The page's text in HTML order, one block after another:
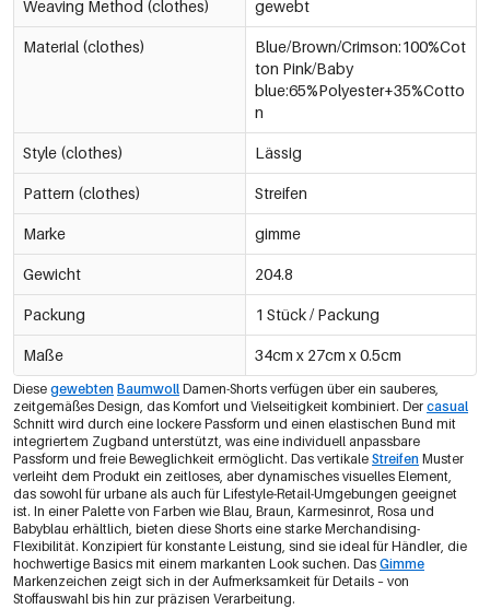
0605811-311 M
€3,24
€12,95
Weaving Method (clothes) gewebt
Material (clothes)
Blue/Brown/Crimson:100%Cot
ton Pink/Baby
blue:65%Polyester+35%Cotto
n
Style (clothes) Lässig
Pattern (clothes) Streifen
Marke gimme
Gewicht 204.8
Packung 1 Stück / Packung
Maße 34cm x 27cm x 0.5cm
Diese gewebten Baumwoll Damen-Shorts verfügen über ein sauberes,
zeitgemäßes Design, das Komfort und Vielseitigkeit kombiniert. Der casual
Schnitt wird durch eine lockere Passform und einen elastischen Bund mit
integriertem Zugband unterstützt, was eine individuell anpassbare
Passform und freie Beweglichkeit ermöglicht. Das vertikale Streifen Muster
verleiht dem Produkt ein zeitloses, aber dynamisches visuelles Element,
das sowohl für urbane als auch für Lifestyle-Retail-Umgebungen geeignet
ist. In einer Palette von Farben wie Blau, Braun, Karmesinrot, Rosa und
Babyblau erhältlich, bieten diese Shorts eine starke Merchandising-
Flexibilität. Konzipiert für konstante Leistung, sind sie ideal für Händler, die
hochwertige Basics mit einem markanten Look suchen. Das Gimme
Markenzeichen zeigt sich in der Aufmerksamkeit für Details – von
Stoffauswahl bis hin zur präzisen Verarbeitung.